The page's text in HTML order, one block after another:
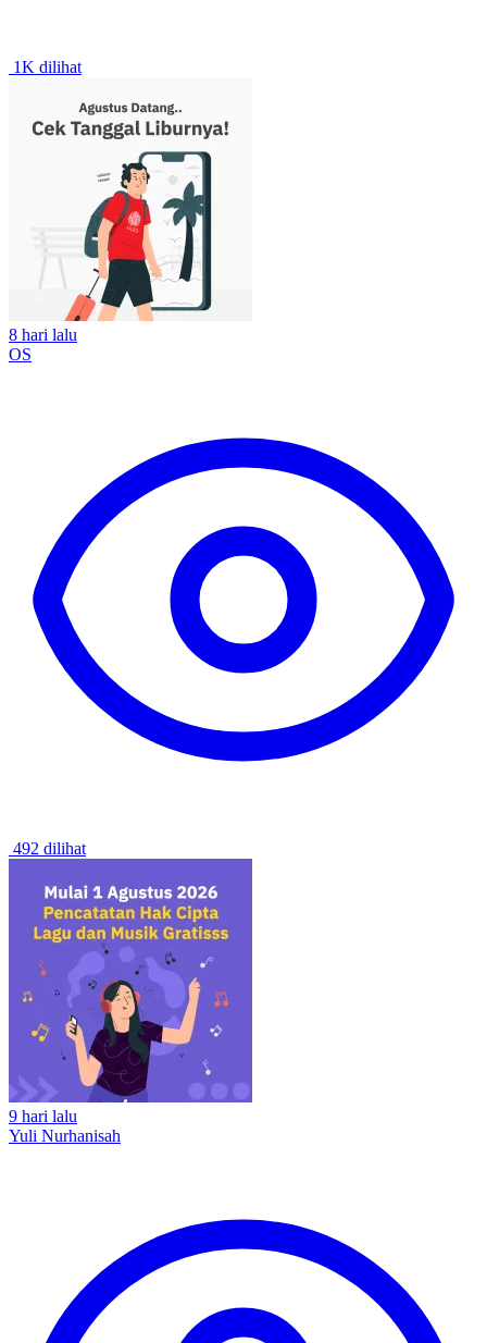
1K dilihat
8 hari lalu
OS
492 dilihat
9 hari lalu
Yuli Nurhanisah